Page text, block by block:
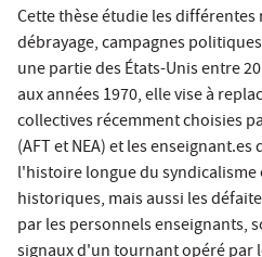
Cette thèse étudie les
débrayage, campagnes
une partie des États-Unis entre
aux années 1970, elle vise à
collectives récemment choisies
(AFT et NEA) et les
l'histoire longue du
historiques, mais aussi les
par les personnels enseignants,